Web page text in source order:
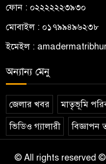
ফোন : ০২২২২২২৩৯৩০
মোবাইল : ০১৭৯৯৪৯৬২৩৮
ইমেইল :
অন্যান্য মেনু
জেলার খবর মাতৃভূমি
ভিডিও গ্যালারী বিজ্ঞাপন
© All rights reserved